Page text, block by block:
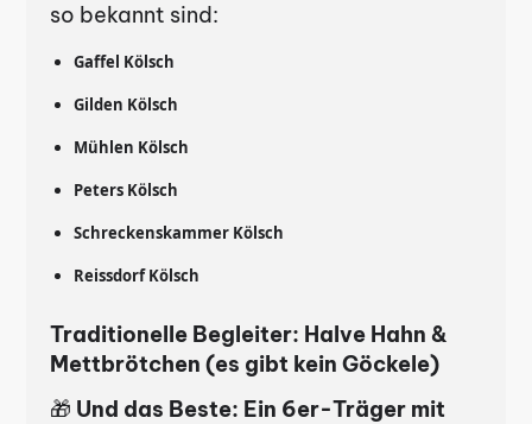
so bekannt sind:
Gaffel Kölsch
Gilden Kölsch
Mühlen Kölsch
Peters Kölsch
Schreckenskammer Kölsch
Reissdorf Kölsch
Traditionelle Begleiter: Halve Hahn &
Mettbrötchen (es gibt kein Göckele)
🎁 Und das Beste: Ein 6er-Träger mit